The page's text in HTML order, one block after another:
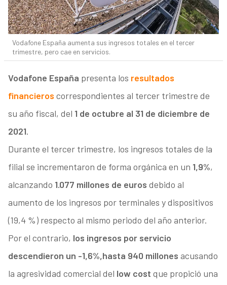
Vodafone España aumenta sus ingresos totales en el tercer
trimestre, pero cae en servicios.
Vodafone España presenta los resultados
financieros correspondientes al tercer trimestre de
su año fiscal, del 1 de octubre al 31 de diciembre de
2021.
Durante el tercer trimestre, los ingresos totales de la
filial se incrementaron de forma orgánica en un 1,9%,
alcanzando 1.077 millones de euros debido al
aumento de los ingresos por terminales y dispositivos
(19,4 %) respecto al mismo periodo del año anterior.
Por el contrario, los ingresos por servicio
descendieron un -1,6%,hasta 940 millones acusando
la agresividad comercial del low cost que propició una